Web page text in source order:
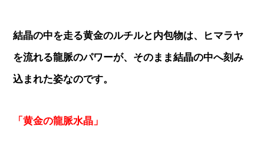
結晶の中を走る黄金のルチルと内包物は、ヒマラヤ
を流れる龍脈のパワーが、そのまま結晶の中へ刻み
込まれた姿なのです。
「黄金の龍脈水晶」